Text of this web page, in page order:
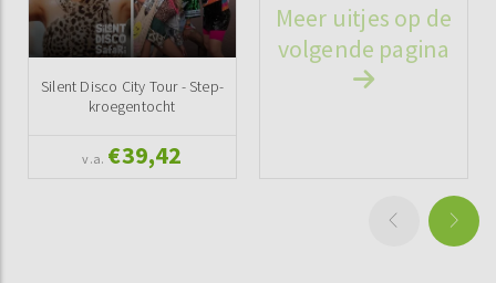
Silent Disco City Tour - Step-
kroegentocht
v.a. €39,42
Meer uitjes op de
volgende pagina